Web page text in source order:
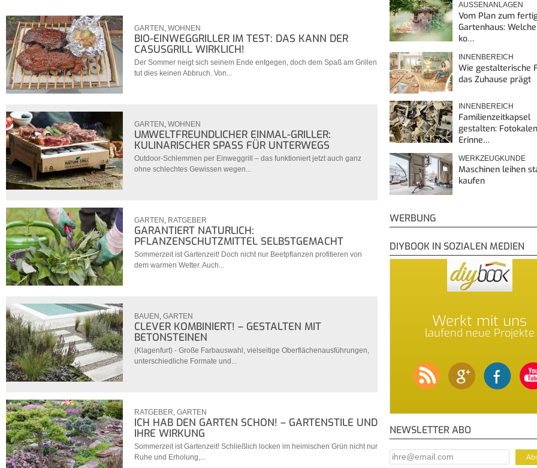
GARTEN , WOHNEN
BIO-EINWEGGRILLER IM TEST: DAS KANN DER
CASUSGRILL WIRKLICH!
Der Sommer neigt sich seinem Ende entgegen, doch dem Spaß am Grillen
tut dies keinen Abbruch. Von...
GARTEN , WOHNEN
UMWELTFREUNDLICHER EINMAL-GRILLER:
KULINARISCHER SPASS FÜR UNTERWEGS
Outdoor-Schlemmen per Einweggrill – das funktioniert jetzt auch ganz
ohne schlechtes Gewissen wegen...
GARTEN , RATGEBER
GARANTIERT NATÜRLICH:
PFLANZENSCHUTZMITTEL SELBSTGEMACHT
Sommerzeit ist Gartenzeit! Doch nicht nur Beetpflanzen profitieren von
dem warmen Wetter. Auch...
BAUEN , GARTEN
CLEVER KOMBINIERT! – GESTALTEN MIT
BETONSTEINEN
(Klagenfurt) - Große Farbauswahl, vielseitige Oberflächenausführungen,
unterschiedliche Formate und...
RATGEBER, GARTEN
ICH HAB DEN GARTEN SCHÖN! – GARTENSTILE UND
IHRE WIRKUNG
Sommerzeit ist Gartenzeit! Schließlich locken im heimischen Grün nicht nur
Ruhe und Erholung,...
AUSSENANLAGEN
Vom Plan zum
Gartenhaus:
ko…
INNENBEREICH
Wie gestalterische
das Zuhause prägt
INNENBEREICH
Familienzeitkapsel
gestalten:
Erinne…
WERKZEUGKUNDE
Maschinen leihen
kaufen
WERBUNG
DIYBOOK IN SOZIALEN MEDIEN
Werkt mit uns
laufend neue Projekte
NEWSLETTER ABO
E-Mail Addresse*